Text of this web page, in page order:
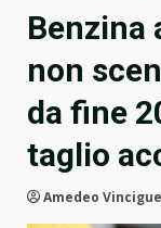
Benzina
non
da fine
taglio
Amedeo